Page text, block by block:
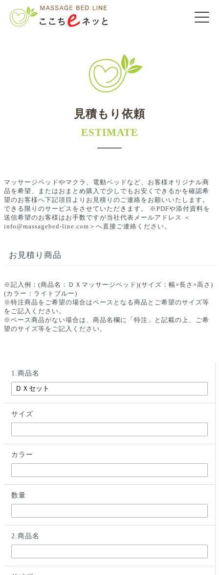
見積もり依頼
ESTIMATE
マッサージベッドやマクラ、電動ベッドなど、お客様オリジナル商
品を希望、またはおまとめ購入で少しでもお安くできるかを確認希
望のお客様へ下記項目よりお見積りのご連絡をお願いいたします。
できる限りのサービスをさせていただきます。 ※PDFや添付資料を
送信希望のお客様はお手数ですが当社代表メールアドレス ＜
info@massagebed-line.com＞へ直接ご連絡ください。
お見積り商品
※記入例：(商品名：ＤＸマッサージベッド)(サイズ：幅×長さ×高さ)
(カラー：ライトブルー)
※特注商品をご希望の場合はベースとなる商品とご希望のサイズ等
をご記入ください。
※ベース商品がない場合は、商品名欄に「特注」と記載の上、ご希
望のサイズ等をご記入ください。
1.商品名
サイズ
カラー
数量
2.商品名